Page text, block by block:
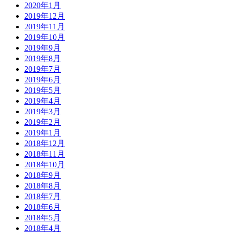
2020年1月
2019年12月
2019年11月
2019年10月
2019年9月
2019年8月
2019年7月
2019年6月
2019年5月
2019年4月
2019年3月
2019年2月
2019年1月
2018年12月
2018年11月
2018年10月
2018年9月
2018年8月
2018年7月
2018年6月
2018年5月
2018年4月